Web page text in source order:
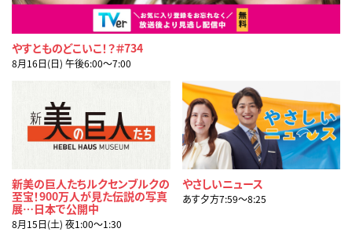
やすとものどこいこ！？＃734
8月16日(日) 午後6:00〜7:00
新美の巨人たちルクセンブルクの
至宝！900万人が見た伝説の写真
展…日本で公開中
8月15日(土) 夜1:00〜1:30
やさしいニュース
あす夕方7:59〜8:25